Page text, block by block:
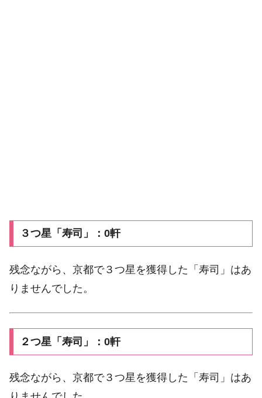
３つ星「寿司」：0軒
残念ながら、京都で３つ星を獲得した「寿司」はあ
りませんでした。
２つ星「寿司」：0軒
残念ながら、京都で３つ星を獲得した「寿司」はあ